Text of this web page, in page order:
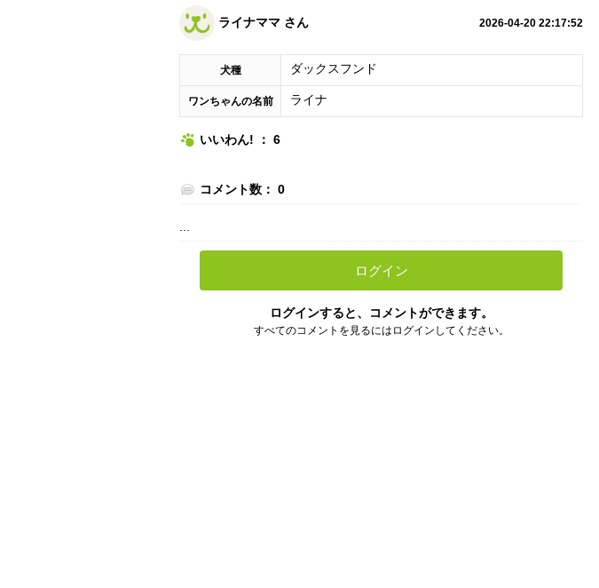
ライナママ さん 2026-04-20 22:17:52
犬種 ダックスフンド
ワンちゃんの名前 ライナ
いいわん! ： 6
コメント数： 0
...
ログイン
ログインすると、コメントができます。
すべてのコメントを見るにはログインしてください。